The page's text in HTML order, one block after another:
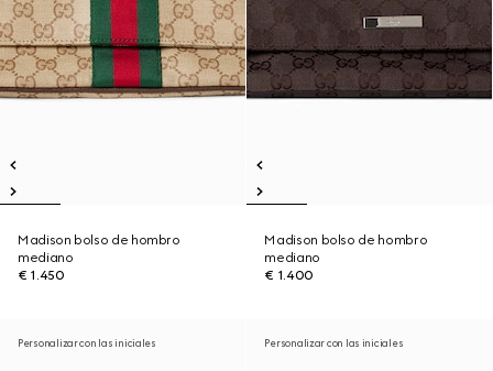
Madison bolso de hombro
mediano
€ 1.450
Madison bolso de hombro
mediano
€ 1.400
Personalizar con las iniciales Personalizar con las iniciales